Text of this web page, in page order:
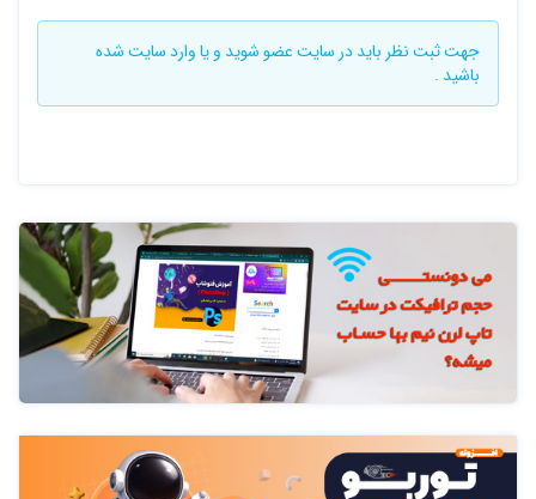
جهت ثبت نظر باید در سایتعضو شوید و یاوارد سایتشده
باشید .